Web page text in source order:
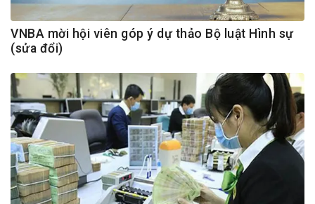
VNBA mời hội viên góp ý dự thảo Bộ luật Hình sự
(sửa đổi)